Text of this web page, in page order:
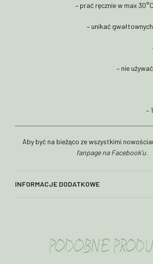
– prać ręcznie w max
– unikać
– nie
–
Aby być na bieżąco ze wszystkimi
fanpage na Facebook’u.
INFORMACJE DODATKOWE
PODOBNE